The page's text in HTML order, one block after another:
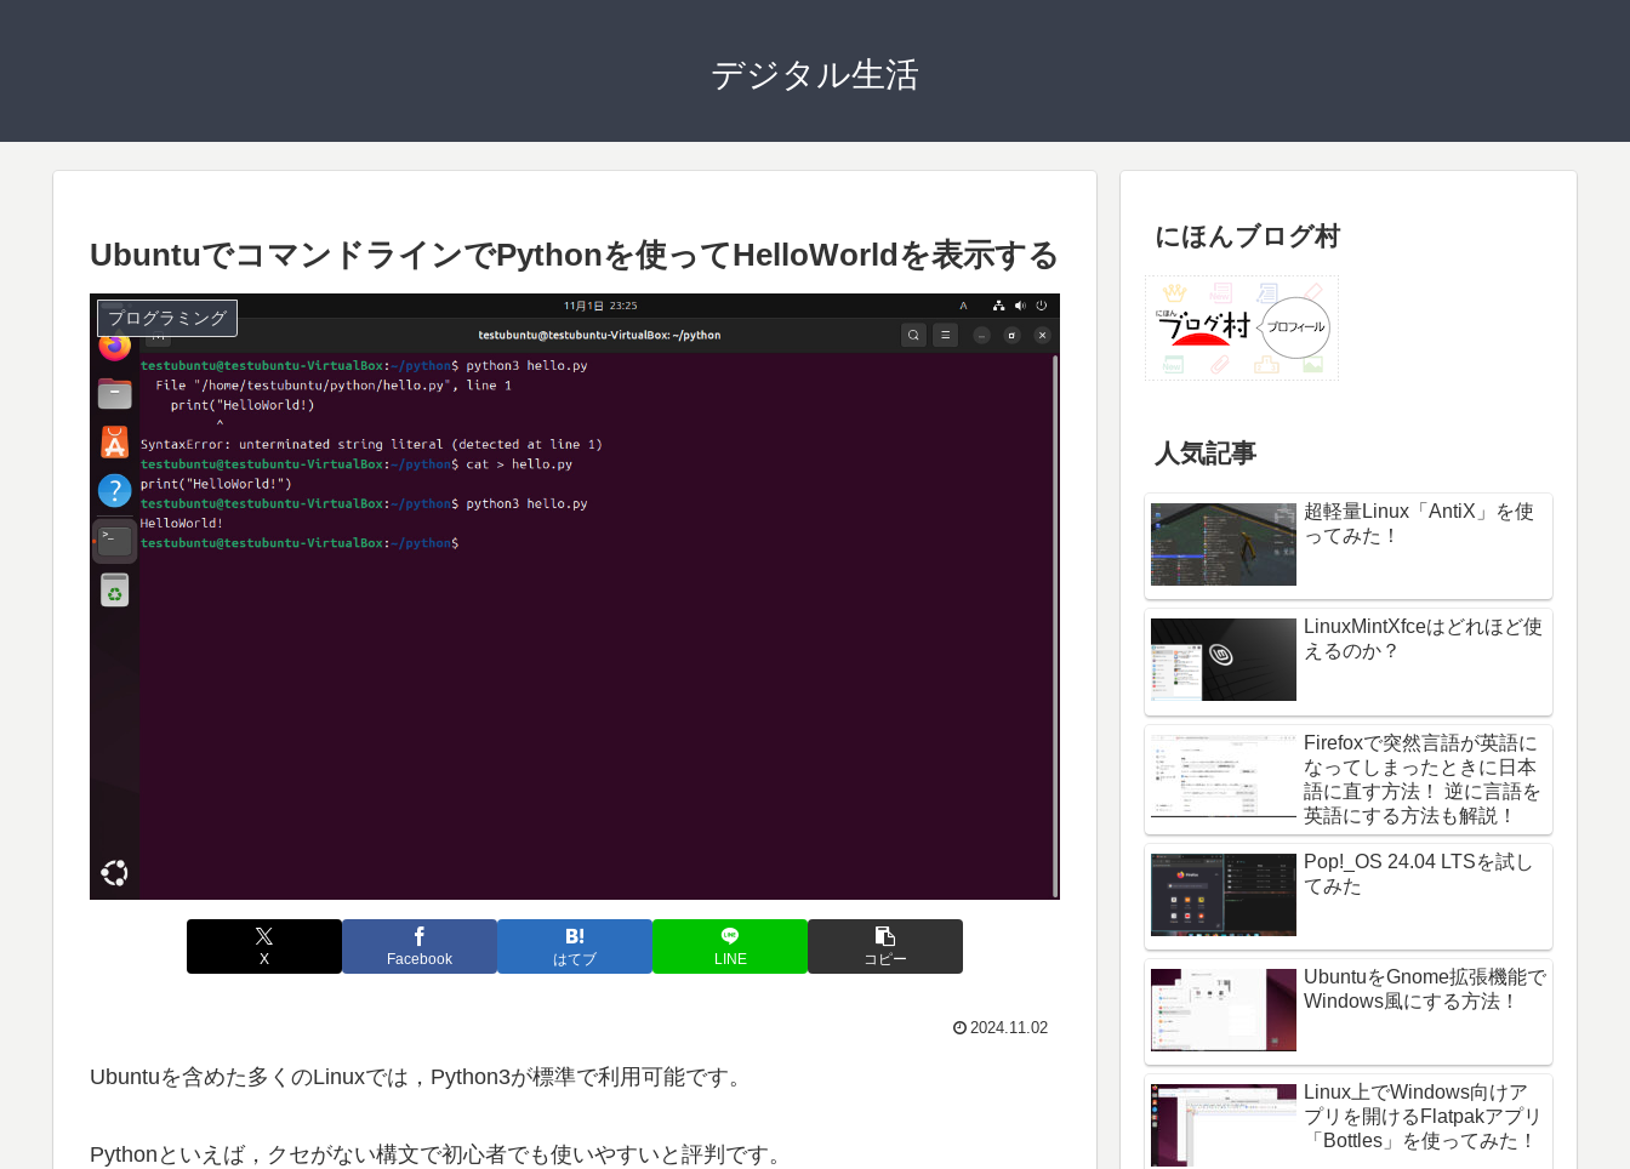
デジタル生活
UbuntuでコマンドラインでPythonを使ってHelloWorldを表示する
プログラミング
X Facebook はてブ LINE コピー
2024.11.02
Ubuntuを含めた多くのLinuxでは，Python3が標準で利用可能です。
Pythonといえば，クセがない構文で初心者でも使いやすいと評判です。
にほんブログ村
人気記事
超軽量Linux「AntiX」を使
ってみた！
LinuxMintXfceはどれほど使
えるのか？
Firefoxで突然言語が英語に
なってしまったときに日本
語に直す方法！ 逆に言語を
英語にする方法も解説！
Pop!_OS 24.04 LTSを試し
てみた
UbuntuをGnome拡張機能で
Windows風にする方法！
Linux上でWindows向けア
プリを開けるFlatpakアプリ
「Bottles」を使ってみた！